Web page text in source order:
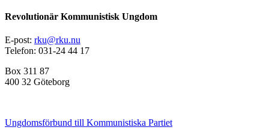
Revolutionär Kommunistisk Ungdom
E-post: rku@rku.nu
Telefon: 031-24 44 17
Box 311 87
400 32 Göteborg
Ungdomsförbund till Kommunistiska Partiet